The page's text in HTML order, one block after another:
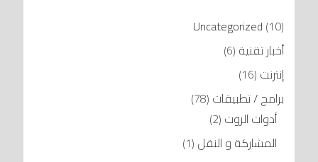
Uncategorized (10)
أخبار تقنية (6)
إنترنت (16)
برامج / تطبيقات (78)
أدوات الروت (2)
المشاركة و النقل (1)